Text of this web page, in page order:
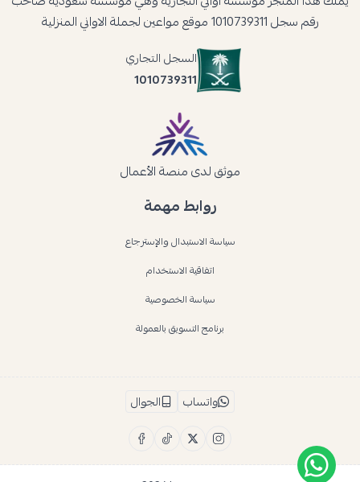
روابط مهمة
سياسة الاستبدال والإسترجاع
اتفاقية الاستخدام
سياسة الخصوصية
برنامج التسويق بالعمولة
رقم سجل 1010739311 موقع مواعين لجملة الاواني المنزلية
السجل التجاري
1010739311
موثق لدى منصة الأعمال
واتساب الجوال